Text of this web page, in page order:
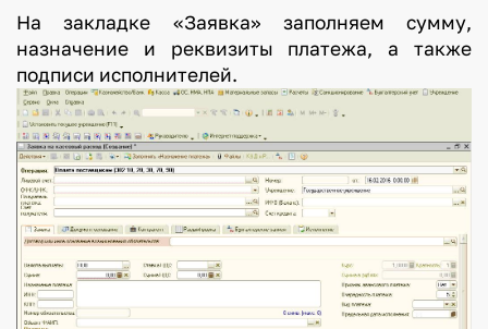
На закладке «Заявка» заполняем сумму,
назначение и реквизиты платежа, а также
подписи исполнителей.